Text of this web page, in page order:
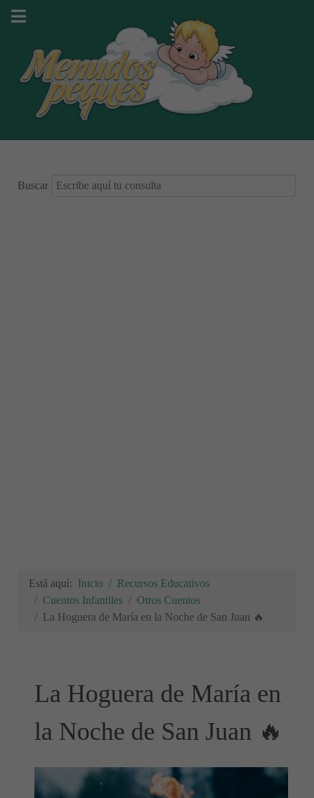
Buscar
Está aquí: Inicio
Recursos Educativos
Cuentos Infantiles
Otros Cuentos
La Hoguera de María en la Noche de San Juan 🔥
La Hoguera de María en
la Noche de San Juan 🔥